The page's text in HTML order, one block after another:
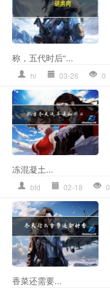
称，五代时后“...
hl 03-26 0
冻混凝土...
bfd 02-18 0
香菜还需要...